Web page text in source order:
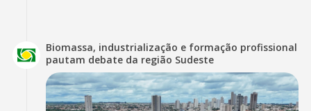
Biomassa, industrialização e formação profissional
pautam debate da região Sudeste